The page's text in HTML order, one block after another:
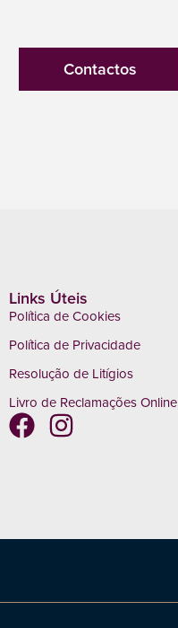
Contactos
Links Úteis
Política de Cookies
Política de Privacidade
Resolução de Litígios
Livro de Reclamações Online